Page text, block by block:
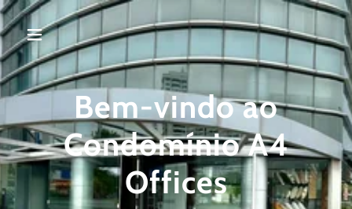
Bem-vindo ao
Condomínio A4
Offices